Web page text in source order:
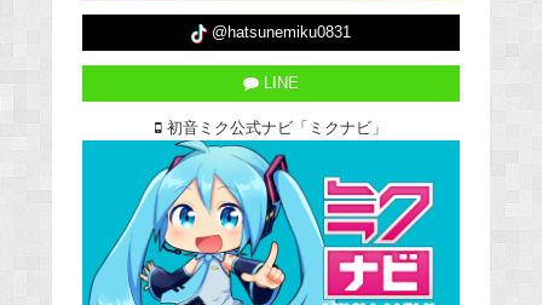
@hatsunemiku0831
LINE
初音ミク公式ナビ「ミクナビ」